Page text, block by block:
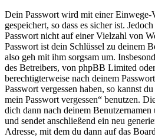
Dein Passwort wird mit einer Einwege-
gespeichert, so dass es sicher ist.
Passwort nicht auf einer Vielzahl von
Passwort ist dein Schlüssel zu deinem
also geh mit ihm sorgsam um.
des Betreibers, von phpBB Limited
berechtigterweise nach deinem
Passwort vergessen haben, so kannst
mein Passwort vergessen“ benutzen.
dich dann nach deinem
und sendet anschließend ein neu
Adresse, mit dem du dann auf das